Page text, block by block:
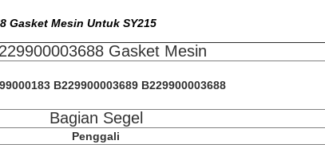
Gasket Mesin Untuk SY215
Gasket Mesin
B229900003689 B229900003688
Bagian Segel
Penggali